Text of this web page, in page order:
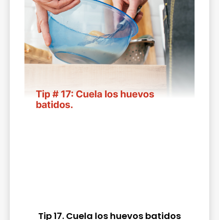
Tip 17. Cuela los huevos batidos